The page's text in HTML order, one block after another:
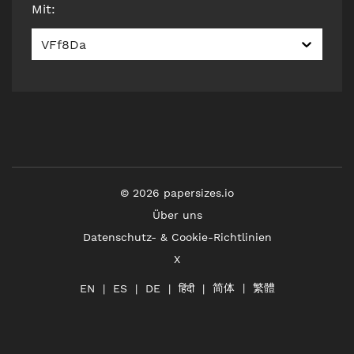
Mit:
VFf8Da
© 2026 papersizes.io
Über uns
Datenschutz- & Cookie-Richtlinien
X
EN ES DE हिंदी 简体 繁體